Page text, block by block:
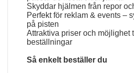
Skyddar hjälmen från repor
Perfekt för reklam & events –
på pisten
Attraktiva priser och möjlighet
beställningar
Så enkelt beställer du